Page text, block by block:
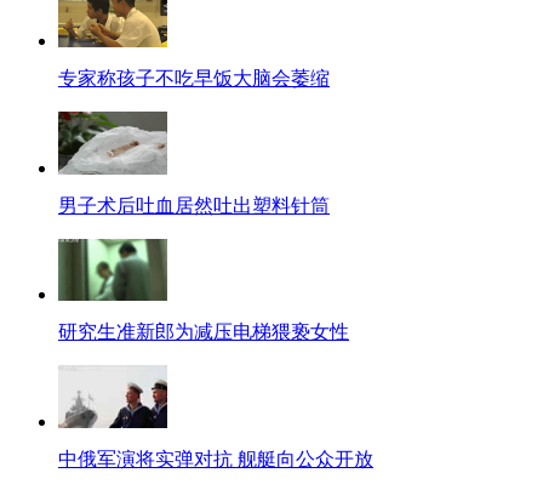
专家称孩子不吃早饭大脑会萎缩
男子术后吐血居然吐出塑料针筒
研究生准新郎为减压电梯猥亵女性
中俄军演将实弹对抗 舰艇向公众开放